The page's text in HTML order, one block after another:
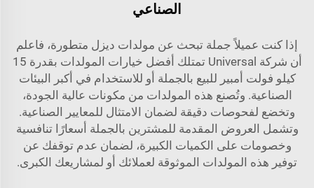
الصناعي
إذا كنت عميلاً جملة تبحث عن مولدات ديزل متطورة، فاعلم
أن شركة Universal تمتلك أفضل خيارات المولدات بقدرة 15
كيلو فولت أمبير للبيع بالجملة أو للاستخدام في أكبر البيئات
الصناعية. وتُصنع هذه المولدات من مكونات عالية الجودة،
وتخضع لفحوصات دقيقة لضمان الامتثال للمعايير الصناعية.
وتشمل العروض المقدمة للمشترين بالجملة أسعارًا تنافسية
وخصومات على الكميات الكبيرة، لضمان عدم توقفك عن
توفير هذه المولدات الموثوقة لعملائك أو لمشاريعك الكبرى.